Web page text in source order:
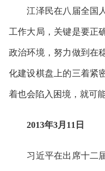
江泽民在八届全国人
工作大局，关键是要正
政治环境，努力做到在
化建设棋盘上的三着紧
着也会陷入困境，就可
2013年3月11日
习近平在出席十二届